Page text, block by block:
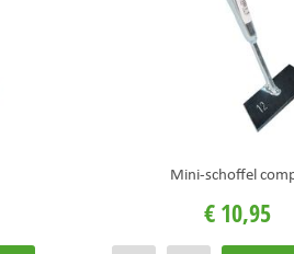
Mini-schoffel
€ 10,95